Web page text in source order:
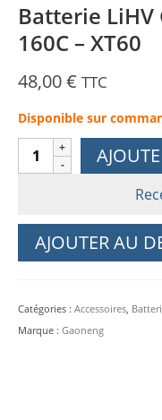
Batterie LiHV
160C – XT60
48,00€ TTC
Disponible sur
quantité
de
GNB
XT60
AJOUTER AU
Catégories : Accessoires,
Marque : Gaoneng